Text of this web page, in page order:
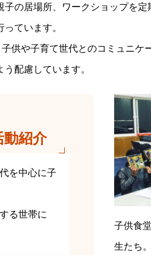
の居場所、ワークショップを定
ています。
供や子育て世代とのコミュニケ
配慮しています。
動紹介
を中心に子
る世帯に
子供食
生たち